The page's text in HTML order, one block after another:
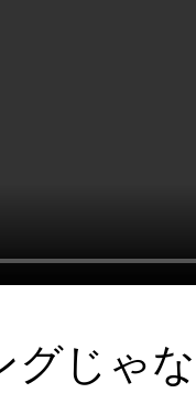
グじゃ